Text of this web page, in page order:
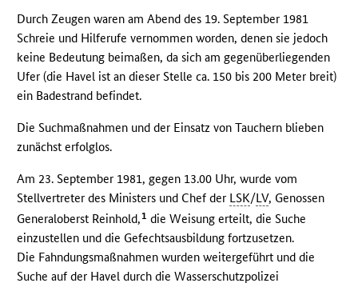
Durch Zeugen waren am Abend des 19. September 1981
Schreie und Hilferufe vernommen worden, denen sie jedoch
keine Bedeutung beimaßen, da sich am gegenüberliegenden
Ufer (die Havel ist an dieser Stelle ca. 150 bis 200 Meter breit)
ein Badestrand befindet.
Die Suchmaßnahmen und der Einsatz von Tauchern blieben
zunächst erfolglos.
Am 23. September 1981, gegen 13.00 Uhr, wurde vom
Stellvertreter des Ministers und Chef der LSK/LV, Genossen
Generaloberst Reinhold,1 die Weisung erteilt, die Suche
einzustellen und die Gefechtsausbildung fortzusetzen.
Die Fahndungsmaßnahmen wurden weitergeführt und die
Suche auf der Havel durch die Wasserschutzpolizei